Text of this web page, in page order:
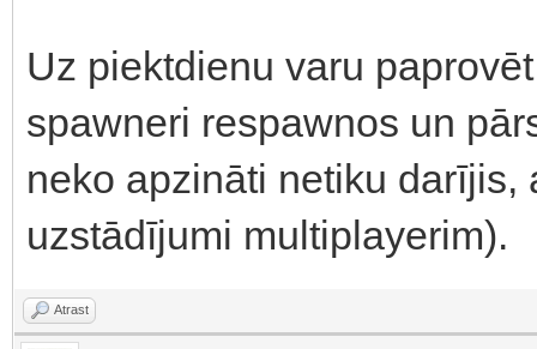
Uz piektdienu varu
spawneri respawnos un
neko apzināti netiku
uzstādījumi multiplayerim).
Atrast